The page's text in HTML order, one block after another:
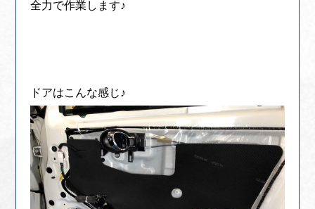
全力で作業します♪
ドアはこんな感じ♪